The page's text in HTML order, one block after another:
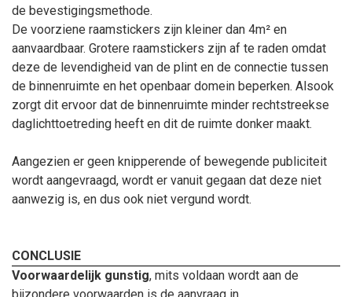
de bevestigingsmethode.
De voorziene raamstickers zijn kleiner dan 4m² en
aanvaardbaar. Grotere raamstickers zijn af te raden omdat
deze de levendigheid van de plint en de connectie tussen
de binnenruimte en het openbaar domein beperken. Alsook
zorgt dit ervoor dat de binnenruimte minder rechtstreekse
daglichttoetreding heeft en dit de ruimte donker maakt.
Aangezien er geen knipperende of bewegende publiciteit
wordt aangevraagd, wordt er vanuit gegaan dat deze niet
aanwezig is, en dus ook niet vergund wordt.
CONCLUSIE
Voorwaardelijk gunstig, mits voldaan wordt aan de
bijzondere voorwaarden is de aanvraag in